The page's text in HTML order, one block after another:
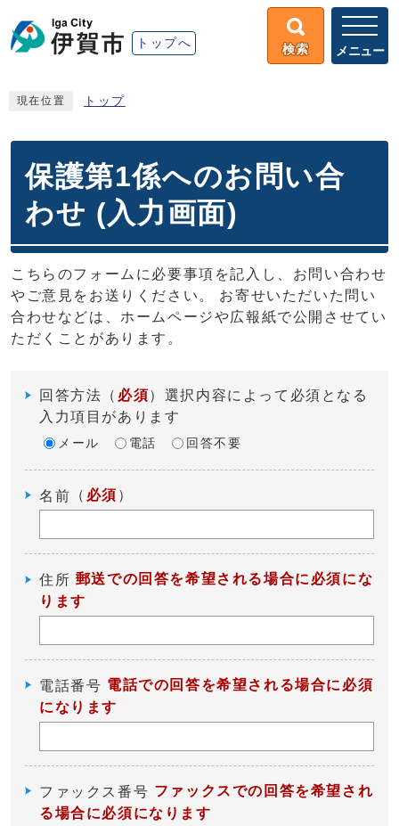
トップへ 検索 メニュー
現在位置 トップ
保護第1係へのお問い合
わせ (入力画面)
こちらのフォームに必要事項を記入し、お問い合わせ
やご意見をお送りください。 お寄せいただいた問い
合わせなどは、ホームページや広報紙で公開させてい
ただくことがあります。
回答方法 （ 必須）選択内容によって必須となる
入力項目があります
メール 電話 回答不要
名前 （ 必須 ）
住所 郵送での回答を希望される場合に必須にな
ります
電話番号 電話での回答を希望される場合に必須
になります
ファックス番号 ファックスでの回答を希望され
る場合に必須になります